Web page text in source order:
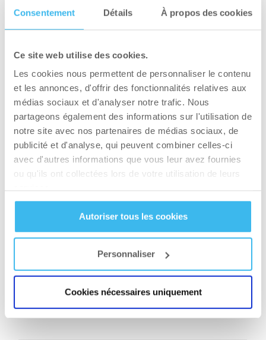
Consentement Détails À propos des cookies
Ce site web utilise des cookies.
Les cookies nous permettent de personnaliser le contenu
et les annonces, d'offrir des fonctionnalités relatives aux
médias sociaux et d'analyser notre trafic. Nous
partageons également des informations sur l'utilisation de
notre site avec nos partenaires de médias sociaux, de
publicité et d'analyse, qui peuvent combiner celles-ci
avec d'autres informations que vous leur avez fournies
ou qu'ils ont collectées lors de votre utilisation de leurs
Autoriser tous les cookies
Personnaliser
Cookies nécessaires uniquement
patate douce
La patate douce tire sa réputation d’aliment
minceur de son indice glycémique avantageux,
mais cette valeur varie considérablement selon
la façon dont vous la préparez. Comprendre ces
nuances vous permet d’optimiser ses bénéfices
pour votre perte de poids.
L’impact du mode de
cuisson sur l’IG de la patate
Le mode de préparation influence directement
l’indice glycémique de la patate douce, créant
des écarts surprenants pour le même aliment.